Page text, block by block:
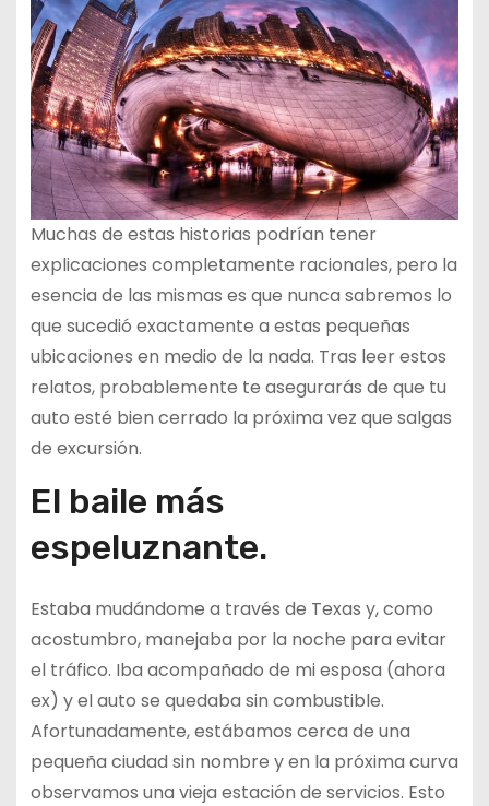
Muchas de estas historias podrían tener
explicaciones completamente racionales, pero la
esencia de las mismas es que nunca sabremos lo
que sucedió exactamente a estas pequeñas
ubicaciones en medio de la nada. Tras leer estos
relatos, probablemente te asegurarás de que tu
auto esté bien cerrado la próxima vez que salgas
de excursión.
El baile más
espeluznante.
Estaba mudándome a través de Texas y, como
acostumbro, manejaba por la noche para evitar
el tráfico. Iba acompañado de mi esposa (ahora
ex) y el auto se quedaba sin combustible.
Afortunadamente, estábamos cerca de una
pequeña ciudad sin nombre y en la próxima curva
observamos una vieja estación de servicios. Esto